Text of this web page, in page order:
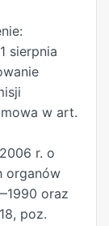
sierpnia
w art.
r. o
organów
oraz
poz.